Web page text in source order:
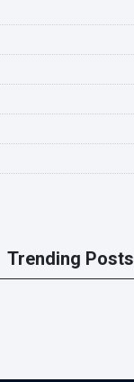
Trending Posts